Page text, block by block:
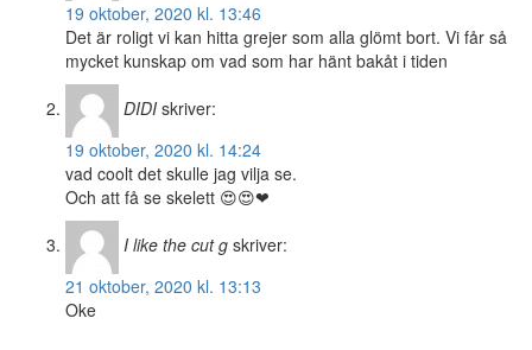
19 oktober, 2020 kl. 13:46
Det är roligt vi kan hitta grejer som alla glömt bort. Vi får så
mycket kunskap om vad som har hänt bakåt i tiden
DIDI skriver:
19 oktober, 2020 kl. 14:24
vad coolt det skulle jag vilja se.
Och att få se skelett 😍😍❤
I like the cut g skriver:
21 oktober, 2020 kl. 13:13
Oke